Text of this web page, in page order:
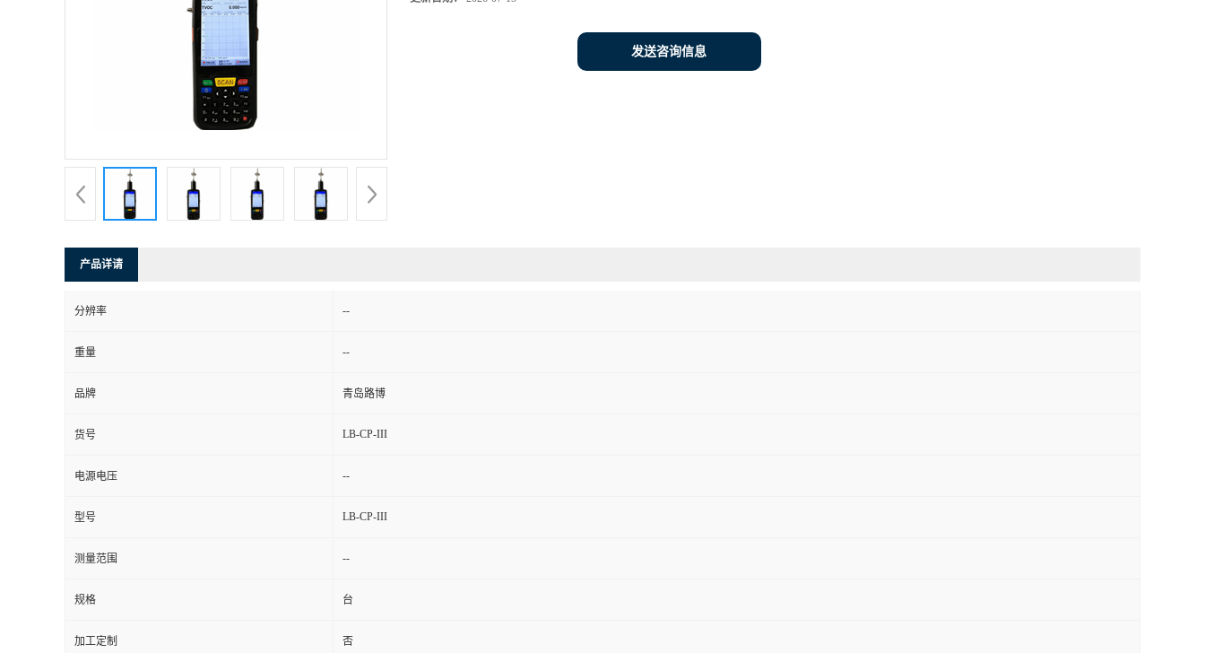
发送咨询信息
产品详请
分辨率 --
重量 --
品牌 青岛路博
货号 LB-CP-III
电源电压 --
型号 LB-CP-III
测量范围 --
规格 台
加工定制 否